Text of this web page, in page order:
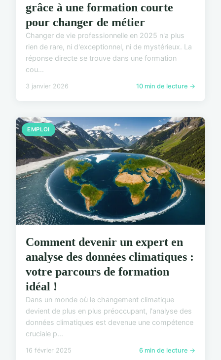
grâce à une formation courte
pour changer de métier
Changer de vie professionnelle en 2025 n'a plus
rien de rare, ni d'exceptionnel, ni de mystérieux. La
réponse directe se trouve dans une formation
cou...
3 janvier 2026 10 min de lecture →
EMPLOI
Comment devenir un expert en
analyse des données climatiques :
votre parcours de formation
idéal !
Dans un monde où le changement climatique
devient de plus en plus préoccupant, l'analyse des
données climatiques est devenue une compétence
cruciale p...
16 février 2025 6 min de lecture →